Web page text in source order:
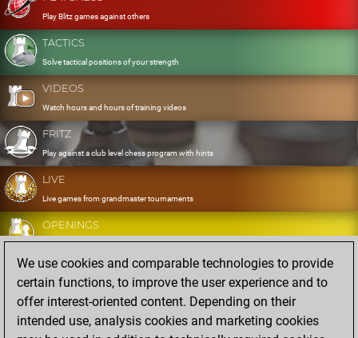
Play Blitz games against others
TACTICS
Solve tactical positions of your strength
VIDEOS
Watch hours and hours of training videos
FRITZ
Play against a club level chess program with hints
LIVE
Live games from grandmaster tournaments
OPENINGS
Develop and exercise your openings
DATABASE
Eight million strong games
MYGAMES
Store and analyse your own games in the cloud
We use cookies and comparable technologies to provide
certain functions, to improve the user experience and to
offer interest-oriented content. Depending on their
intended use, analysis cookies and marketing cookies